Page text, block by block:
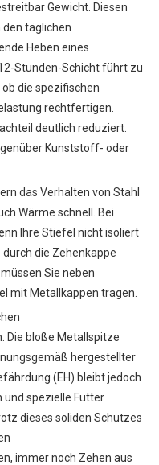
Gewicht. Diesen
täglichen
Heben eines
Stunden-Schicht führt zu
die spezifischen
rechtfertigen.
deutlich reduziert.
Kunststoff- oder
das Verhalten von Stahl
Wärme schnell. Bei
Ihre Stiefel nicht isoliert
die Zehenkappe
Sie neben
mit Metallkappen tragen.
Die bloße Metallspitze
hergestellter
(EH) bleibt jedoch
und spezielle Futter
dieses soliden Schutzes
immer noch Zehen aus